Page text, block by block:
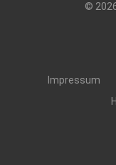
©
Impressum